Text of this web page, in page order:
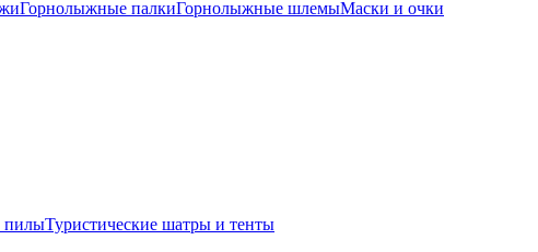
Горнолыжные палкиГорнолыжные шлемыМаски и очки
пилыТуристические шатры и тенты